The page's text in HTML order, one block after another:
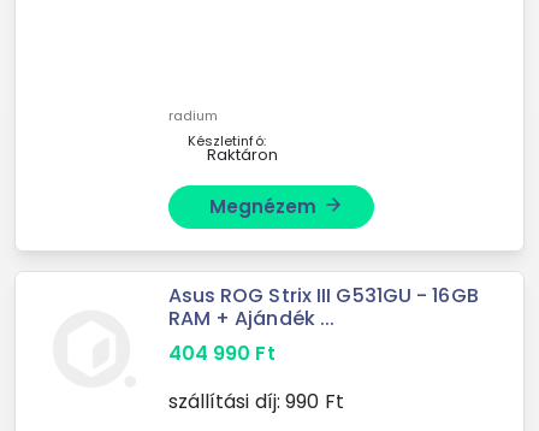
radium
Készletinfó:
Raktáron
Megnézem arrow_forward
Asus ROG Strix III G531GU - 16GB
RAM + Ajándék ...
404 990 Ft
szállítási díj: 990 Ft